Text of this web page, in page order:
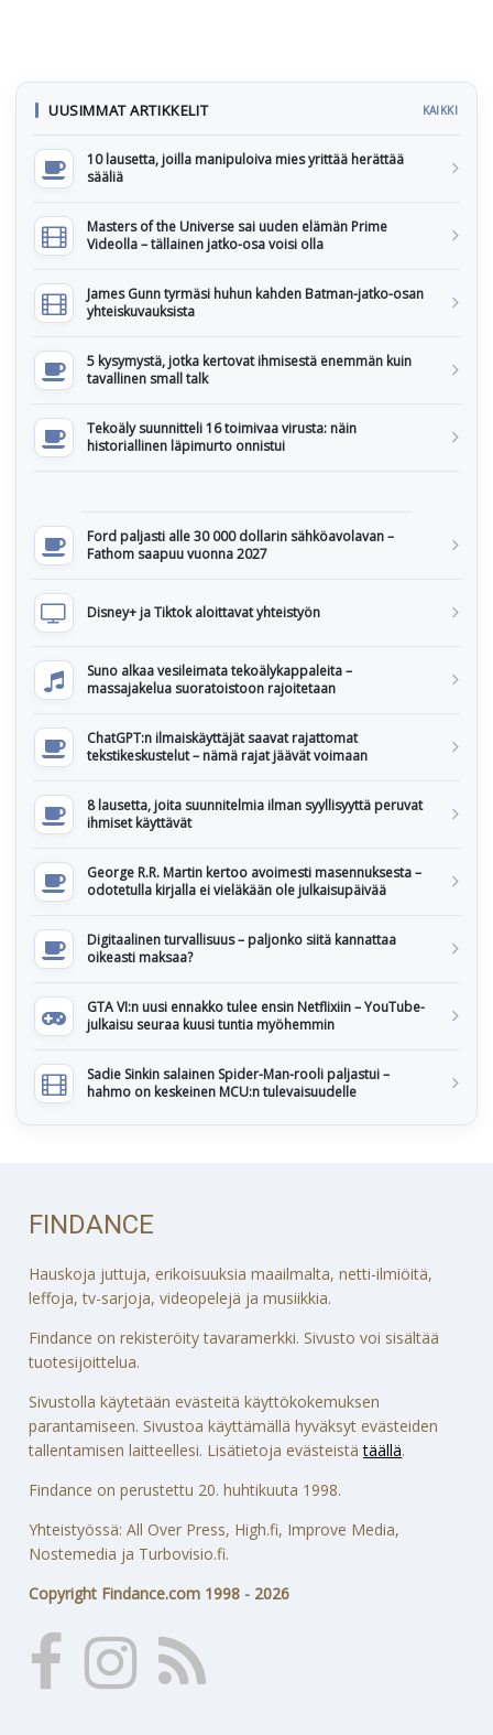
UUSIMMAT ARTIKKELIT KAIKKI
10 lausetta, joilla manipuloiva mies yrittää herättää
sääliä
Masters of the Universe sai uuden elämän Prime
Videolla – tällainen jatko-osa voisi olla
James Gunn tyrmäsi huhun kahden Batman-jatko-osan
yhteiskuvauksista
5 kysymystä, jotka kertovat ihmisestä enemmän kuin
tavallinen small talk
Tekoäly suunnitteli 16 toimivaa virusta: näin
historiallinen läpimurto onnistui
Ford paljasti alle 30 000 dollarin sähköavolavan –
Fathom saapuu vuonna 2027
Disney+ ja Tiktok aloittavat yhteistyön
Suno alkaa vesileimata tekoälykappaleita –
massajakelua suoratoistoon rajoitetaan
ChatGPT:n ilmaiskäyttäjät saavat rajattomat
tekstikeskustelut – nämä rajat jäävät voimaan
8 lausetta, joita suunnitelmia ilman syyllisyyttä peruvat
ihmiset käyttävät
George R.R. Martin kertoo avoimesti masennuksesta –
odotetulla kirjalla ei vieläkään ole julkaisupäivää
Digitaalinen turvallisuus – paljonko siitä kannattaa
oikeasti maksaa?
GTA VI:n uusi ennakko tulee ensin Netflixiin – YouTube-
julkaisu seuraa kuusi tuntia myöhemmin
Sadie Sinkin salainen Spider-Man-rooli paljastui –
hahmo on keskeinen MCU:n tulevaisuudelle
FINDANCE
Hauskoja juttuja, erikoisuuksia maailmalta, netti-ilmiöitä,
leffoja, tv-sarjoja, videopelejä ja musiikkia.
Findance on rekisteröity tavaramerkki. Sivusto voi sisältää
tuotesijoittelua.
Sivustolla käytetään evästeitä käyttökokemuksen
parantamiseen. Sivustoa käyttämällä hyväksyt evästeiden
tallentamisen laitteellesi. Lisätietoja evästeistätäällä.
Findance on perustettu 20. huhtikuuta 1998.
Yhteistyössä: All Over Press, High.fi, Improve Media,
Nostemedia ja Turbovisio.fi.
Copyright Findance.com 1998 - 2026